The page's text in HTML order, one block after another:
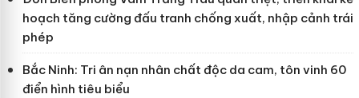
hoạch tăng cường đấu tranh chống xuất, nhập cảnh trái
phép
Bắc Ninh: Tri ân nạn nhân chất độc da cam, tôn vinh 60
điển hình tiêu biểu